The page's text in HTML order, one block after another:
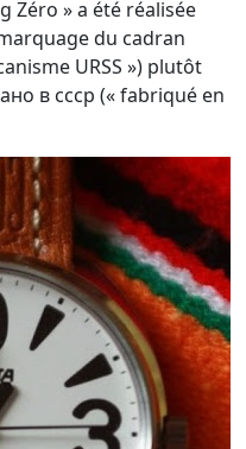
Zéro » a été réalisée
du cadran
URSS ») plutôt
в cccp (« fabriqué en